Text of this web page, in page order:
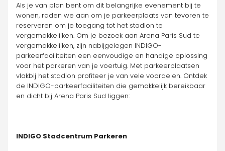
Als je van plan bent om dit belangrijke evenement bij te
wonen, raden we aan om je parkeerplaats van tevoren te
reserveren om je toegang tot het stadion te
vergemakkelijken. Om je bezoek aan Arena Paris Sud te
vergemakkelijken, zijn nabijgelegen INDIGO-
parkeerfaciliteiten een eenvoudige en handige oplossing
voor het parkeren van je voertuig. Met parkeerplaatsen
vlakbij het stadion profiteer je van vele voordelen. Ontdek
de INDIGO-parkeerfaciliteiten die gemakkelijk bereikbaar
en dicht bij Arena Paris Sud liggen:
INDIGO Stadcentrum Parkeren